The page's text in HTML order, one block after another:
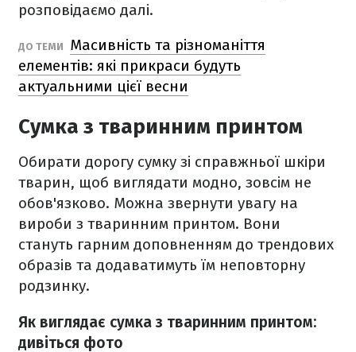
розповідаємо далі.
ДО ТЕМИ
Масивність та різноманіття
елементів: які прикраси будуть
актуальними цієї весни
Сумка з тваринним принтом
Обирати дорогу сумку зі справжньої шкіри
тварин, щоб виглядати модно, зовсім не
обов'язково. Можна звернути увагу на
вироби з тваринним принтом. Вони
стануть гарним доповненням до трендових
образів та додаватимуть їм неповторну
родзинку.
Як виглядає сумка з тваринним принтом:
дивіться фото